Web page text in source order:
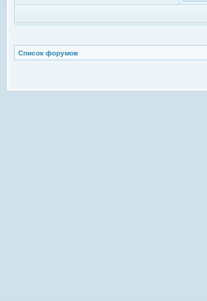
Список форумов